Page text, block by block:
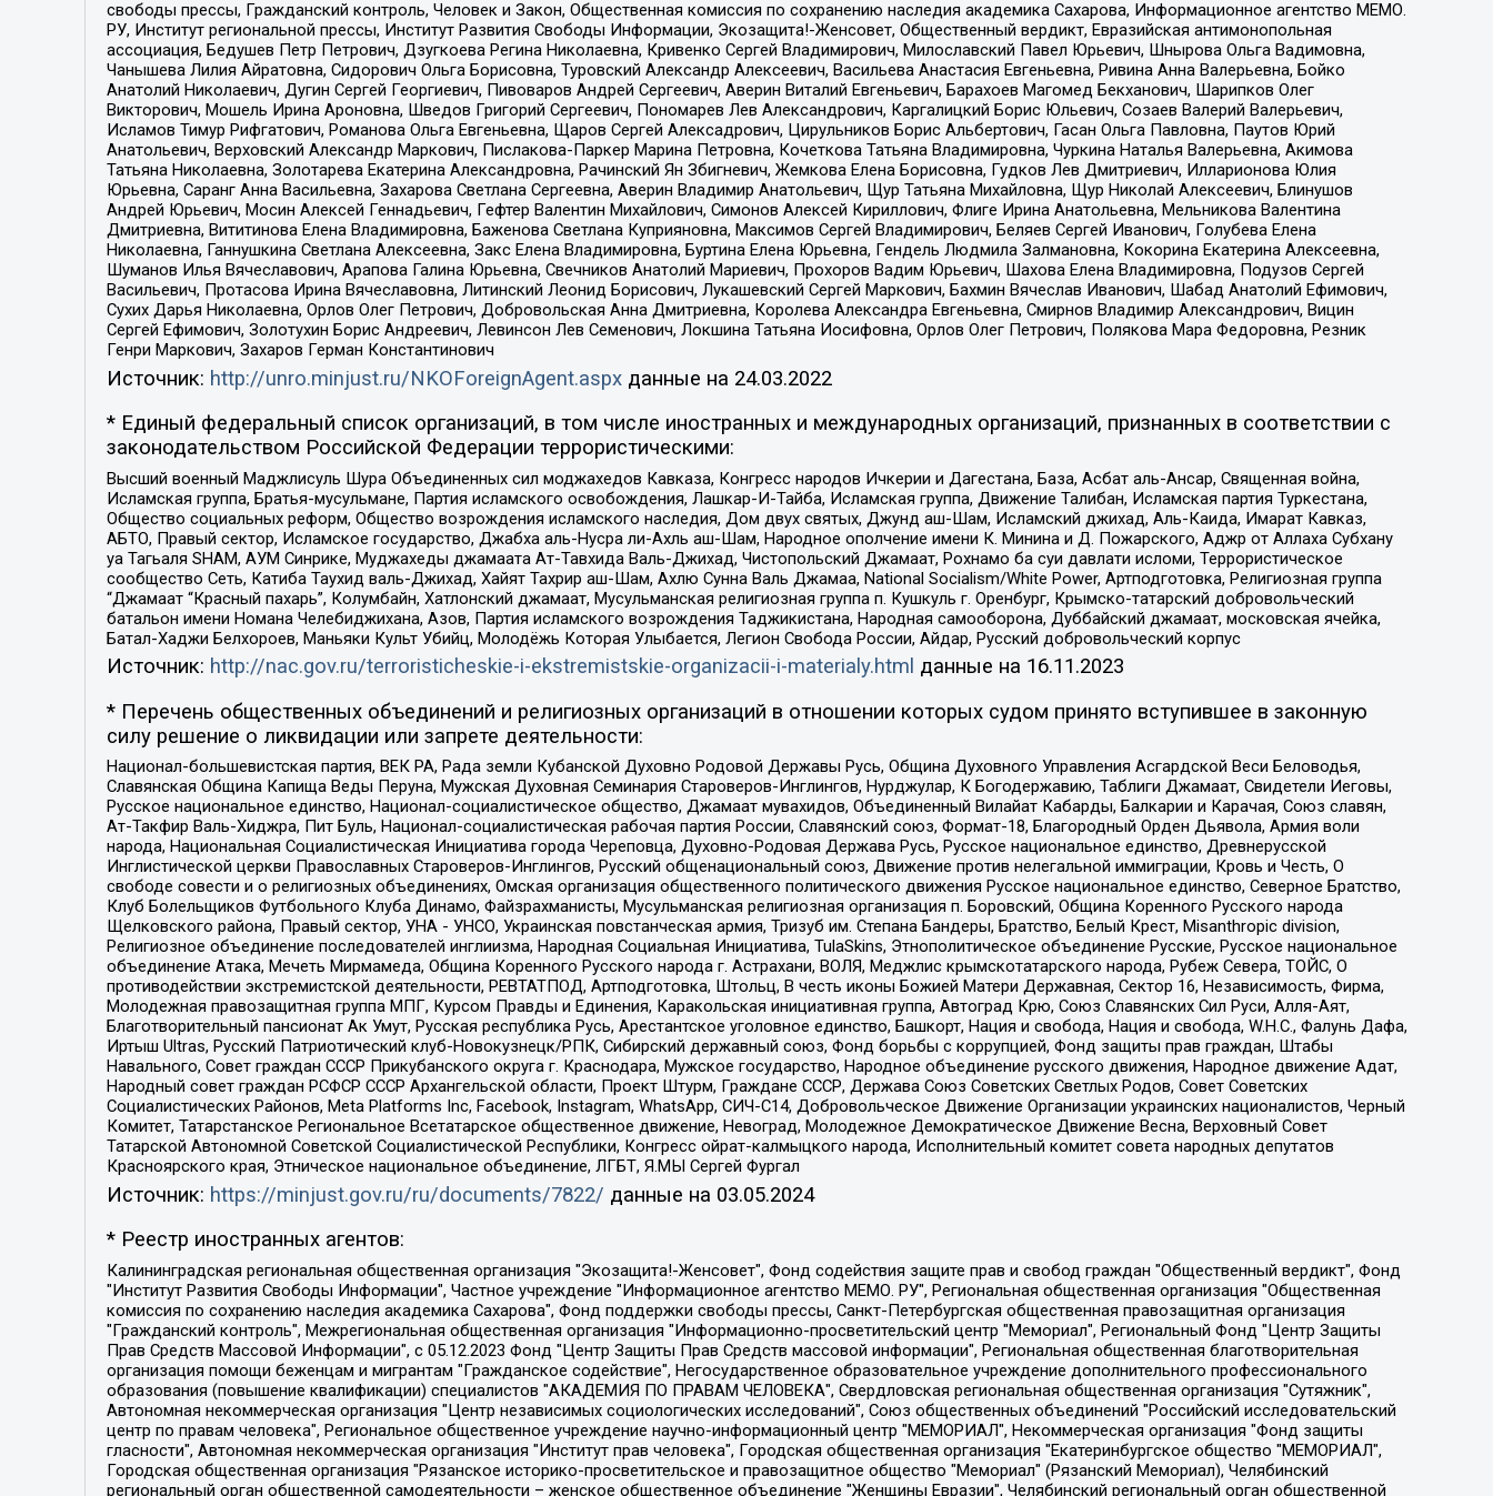
свободы прессы, Гражданский контроль, Человек и Закон, Общественная комиссия по сохранению наследия академика Сахарова, Информационное агентство МЕМО.
РУ, Институт региональной прессы, Институт Развития Свободы Информации, Экозащита!-Женсовет, Общественный вердикт, Евразийская антимонопольная
ассоциация, Бедушев Петр Петрович, Дзугкоева Регина Николаевна, Кривенко Сергей Владимирович, Милославский Павел Юрьевич, Шнырова Ольга Вадимовна,
Чанышева Лилия Айратовна, Сидорович Ольга Борисовна, Туровский Александр Алексеевич, Васильева Анастасия Евгеньевна, Ривина Анна Валерьевна, Бойко
Анатолий Николаевич, Дугин Сергей Георгиевич, Пивоваров Андрей Сергеевич, Аверин Виталий Евгеньевич, Барахоев Магомед Бекханович, Шарипков Олег
Викторович, Мошель Ирина Ароновна, Шведов Григорий Сергеевич, Пономарев Лев Александрович, Каргалицкий Борис Юльевич, Созаев Валерий Валерьевич,
Исламов Тимур Рифгатович, Романова Ольга Евгеньевна, Щаров Сергей Алексадрович, Цирульников Борис Альбертович, Гасан Ольга Павловна, Паутов Юрий
Анатольевич, Верховский Александр Маркович, Пислакова-Паркер Марина Петровна, Кочеткова Татьяна Владимировна, Чуркина Наталья Валерьевна, Акимова
Татьяна Николаевна, Золотарева Екатерина Александровна, Рачинский Ян Збигневич, Жемкова Елена Борисовна, Гудков Лев Дмитриевич, Илларионова Юлия
Юрьевна, Саранг Анна Васильевна, Захарова Светлана Сергеевна, Аверин Владимир Анатольевич, Щур Татьяна Михайловна, Щур Николай Алексеевич, Блинушов
Андрей Юрьевич, Мосин Алексей Геннадьевич, Гефтер Валентин Михайлович, Симонов Алексей Кириллович, Флиге Ирина Анатольевна, Мельникова Валентина
Дмитриевна, Вититинова Елена Владимировна, Баженова Светлана Куприяновна, Максимов Сергей Владимирович, Беляев Сергей Иванович, Голубева Елена
Николаевна, Ганнушкина Светлана Алексеевна, Закс Елена Владимировна, Буртина Елена Юрьевна, Гендель Людмила Залмановна, Кокорина Екатерина Алексеевна,
Шуманов Илья Вячеславович, Арапова Галина Юрьевна, Свечников Анатолий Мариевич, Прохоров Вадим Юрьевич, Шахова Елена Владимировна, Подузов Сергей
Васильевич, Протасова Ирина Вячеславовна, Литинский Леонид Борисович, Лукашевский Сергей Маркович, Бахмин Вячеслав Иванович, Шабад Анатолий Ефимович,
Сухих Дарья Николаевна, Орлов Олег Петрович, Добровольская Анна Дмитриевна, Королева Александра Евгеньевна, Смирнов Владимир Александрович, Вицин
Сергей Ефимович, Золотухин Борис Андреевич, Левинсон Лев Семенович, Локшина Татьяна Иосифовна, Орлов Олег Петрович, Полякова Мара Федоровна, Резник
Генри Маркович, Захаров Герман Константинович
Источник: http://unro.minjust.ru/NKOForeignAgent.aspxданные на 24.03.2022
* Единый федеральный список организаций, в том числе иностранных и международных организаций, признанных в соответствии с
законодательством Российской Федерации террористическими:
Высший военный Маджлисуль Шура Объединенных сил моджахедов Кавказа, Конгресс народов Ичкерии и Дагестана, База, Асбат аль-Ансар, Священная война,
Исламская группа, Братья-мусульмане, Партия исламского освобождения, Лашкар-И-Тайба, Исламская группа, Движение Талибан, Исламская партия Туркестана,
Общество социальных реформ, Общество возрождения исламского наследия, Дом двух святых, Джунд аш-Шам, Исламский джихад, Аль-Каида, Имарат Кавказ,
АБТО, Правый сектор, Исламское государство, Джабха аль-Нусра ли-Ахль аш-Шам, Народное ополчение имени К. Минина и Д. Пожарского, Аджр от Аллаха Субхану
уа Тагьаля SHAM, АУМ Синрике, Муджахеды джамаата Ат-Тавхида Валь-Джихад, Чистопольский Джамаат, Рохнамо ба суи давлати исломи, Террористическое
сообщество Сеть, Катиба Таухид валь-Джихад, Хайят Тахрир аш-Шам, Ахлю Сунна Валь Джамаа, National Socialism/White Power, Артподготовка, Религиозная группа
“Джамаат “Красный пахарь”, Колумбайн, Хатлонский джамаат, Мусульманская религиозная группа п. Кушкуль г. Оренбург, Крымско-татарский добровольческий
батальон имени Номана Челебиджихана, Азов, Партия исламского возрождения Таджикистана, Народная самооборона, Дуббайский джамаат, московская ячейка,
Батал-Хаджи Белхороев, Маньяки Культ Убийц, Молодёжь Которая Улыбается, Легион Свобода России, Айдар, Русский добровольческий корпус
Источник: http://nac.gov.ru/terroristicheskie-i-ekstremistskie-organizacii-i-materialy.html данные на 16.11.2023
* Перечень общественных объединений и религиозных организаций в отношении которых судом принято вступившее в законную
силу решение о ликвидации или запрете деятельности:
Национал-большевистская партия, ВЕК РА, Рада земли Кубанской Духовно Родовой Державы Русь, Община Духовного Управления Асгардской Веси Беловодья,
Славянская Община Капища Веды Перуна, Мужская Духовная Семинария Староверов-Инглингов, Нурджулар, К Богодержавию, Таблиги Джамаат, Свидетели Иеговы,
Русское национальное единство, Национал-социалистическое общество, Джамаат мувахидов, Объединенный Вилайат Кабарды, Балкарии и Карачая, Союз славян,
Ат-Такфир Валь-Хиджра, Пит Буль, Национал-социалистическая рабочая партия России, Славянский союз, Формат-18, Благородный Орден Дьявола, Армия воли
народа, Национальная Социалистическая Инициатива города Череповца, Духовно-Родовая Держава Русь, Русское национальное единство, Древнерусской
Инглистической церкви Православных Староверов-Инглингов, Русский общенациональный союз, Движение против нелегальной иммиграции, Кровь и Честь, О
свободе совести и о религиозных объединениях, Омская организация общественного политического движения Русское национальное единство, Северное Братство,
Клуб Болельщиков Футбольного Клуба Динамо, Файзрахманисты, Мусульманская религиозная организация п. Боровский, Община Коренного Русского народа
Щелковского района, Правый сектор, УНА - УНСО, Украинская повстанческая армия, Тризуб им. Степана Бандеры, Братство, Белый Крест, Misanthropic division,
Религиозное объединение последователей инглиизма, Народная Социальная Инициатива, TulaSkins, Этнополитическое объединение Русские, Русское национальное
объединение Атака, Мечеть Мирмамеда, Община Коренного Русского народа г. Астрахани, ВОЛЯ, Меджлис крымскотатарского народа, Рубеж Севера, ТОЙС, О
противодействии экстремистской деятельности, РЕВТАТПОД, Артподготовка, Штольц, В честь иконы Божией Матери Державная, Сектор 16, Независимость, Фирма,
Молодежная правозащитная группа МПГ, Курсом Правды и Единения, Каракольская инициативная группа, Автоград Крю, Союз Славянских Сил Руси, Алля-Аят,
Благотворительный пансионат Ак Умут, Русская республика Русь, Арестантское уголовное единство, Башкорт, Нация и свобода, Нация и свобода, W.H.С., Фалунь Дафа,
Иртыш Ultras, Русский Патриотический клуб-Новокузнецк/РПК, Сибирский державный союз, Фонд борьбы с коррупцией, Фонд защиты прав граждан, Штабы
Навального, Совет граждан СССР Прикубанского округа г. Краснодара, Мужское государство, Народное объединение русского движения, Народное движение Адат,
Народный совет граждан РСФСР СССР Архангельской области, Проект Штурм, Граждане СССР, Держава Союз Советских Светлых Родов, Совет Советских
Социалистических Районов, Meta Platforms Inc, Facebook, Instagram, WhatsApp, СИЧ-С14, Добровольческое Движение Организации украинских националистов, Черный
Комитет, Татарстанское Региональное Всетатарское общественное движение, Невоград, Молодежное Демократическое Движение Весна, Верховный Совет
Татарской Автономной Советской Социалистической Республики, Конгресс ойрат-калмыцкого народа, Исполнительный комитет совета народных депутатов
Красноярского края, Этническое национальное объединение, ЛГБТ, Я.МЫ Сергей Фургал
Источник: https://minjust.gov.ru/ru/documents/7822/ данные на 03.05.2024
* Реестр иностранных агентов:
Калининградская региональная общественная организация "Экозащита!-Женсовет", Фонд содействия защите прав и свобод граждан "Общественный вердикт", Фонд "Институт Развития Свободы Информации", Частное учреждение "Информационное агентство МЕМО. РУ", Региональная общественная организация "Общественная комиссия по сохранению наследия академика Сахарова", Фонд поддержки свободы прессы, Санкт-Петербургская общественная правозащитная организация "Гражданский контроль", Межрегиональная общественная организация "Информационно-просветительский центр "Мемориал", Региональный Фонд "Центр Защиты Прав Средств Массовой Информации", с 05.12.2023 Фонд "Центр Защиты Прав Средств массовой информации", Региональная общественная благотворительная организация помощи беженцам и мигрантам "Гражданское содействие", Негосударственное образовательное учреждение дополнительного профессионального образования (повышение квалификации) специалистов "АКАДЕМИЯ ПО ПРАВАМ ЧЕЛОВЕКА", Свердловская региональная общественная организация "Сутяжник", Автономная некоммерческая организация "Центр независимых социологических исследований", Союз общественных объединений "Российский исследовательский центр по правам человека", Региональное общественное учреждение научно-информационный центр "МЕМОРИАЛ", Некоммерческая организация "Фонд защиты гласности", Автономная некоммерческая организация "Институт прав человека", Городская общественная организация "Екатеринбургское общество "МЕМОРИАЛ", Городская общественная организация "Рязанское историко-просветительское и правозащитное общество "Мемориал" (Рязанский Мемориал), Челябинский региональный орган общественной самодеятельности – женское общественное объединение "Женщины Евразии", Челябинский региональный орган общественной самодеятельности "Уральская правозащитная группа", Фонд содействия защите здоровья и социальной справедливости имени Андрея Рылькова, Автономная Некоммерческая Организация "Аналитический Центр Юрия Левады", Автономная некоммерческая организация социальной поддержки населения "Проект Апрель", Региональная общественная организация помощи женщинам и детям, находящимся в кризисной ситуации "Информационно-методический центр "Анна", Фонд содействия развитию массовых коммуникаций и правовому просвещению "Так-так-Так", Фонд содействия устойчивому развитию "Серебряная тайга", Свердловский региональный общественный фонд социальных проектов "Новое время", "Idel.Реалии", Кавказ.Реалии, Крым.Реалии, Телеканал Настоящее Время, Татаро-башкирская служба Радио Свобода (Azatliq Radiosi), Радио Свободная Европа/Радио Свобода (PCE/PC), "Сибирь.Реалии", "Фактограф", Благотворительный фонд помощи осужденным и их семьям, Автономная некоммерческая организация "Институт глобализации и социальных движений", Фонд "В защиту прав заключенных", Частное учреждение "Центр поддержки и содействия развитию средств массовой информации", Пензенский региональный общественный благотворительный фонд "Гражданский союз", "Север.Реалии", Некоммерческая организация Фонд "Правовая инициатива", Общество с ограниченной ответственностью "Радио Свободная Европа/Радио Свобода", Чешское информационное агентство "MEDIUM-ORIENT", Красноярская региональная общественная организация "Мы против СПИДа", Камалягин Денис Николаевич, Маркелов Сергей Евгеньевич, Пономарев Лев Александрович, Савицкая Людмила Алексеевна, Автономная некоммерческая организация "Центр по работе с проблемой насилия "НАСИЛИЮ.НЕТ", Межрегиональный профессиональный союз работников здравоохранения "Альянс врачей", Юридическое лицо, зарегистрированное в Латвийской Республике, SIA "Medusa Project" (регистрационный номер 40103797863, дата регистрации 10.06.2014), Некоммерческая организация "Фонд по борьбе с коррупцией", Автономная некоммерческая организация "Институт права и публичной политики", Баданин Роман Сергеевич, Гликин Максим Александрович, Железнова Мария Михайловна, Лукьянова Юлия Сергеевна, Маетная Елизавета Витальевна, Маняхин Петр Борисович, Чуракова Ольга Владимировна, Ярош Юлия Петровна, Юридическое лицо "The Insider SIA", зарегистрированное в Риге, Латвийская Республика (дата регистрации 26.06.2015), являющееся администратором доменного имени интернет-издания "The Insider SIA", https://theins.ru, Постернак Алексей Евгеньевич, Рубин Михаил Аркадьевич, Анин Роман Александрович, Юридическое лицо Istories fonds, зарегистрированное в Латвийской Республике (регистрационный номер 50008295751, дата регистрации 24.02.2020), Великовский Дмитрий Александрович, Долинина Ирина Николаевна, Мароховская Алеся Алексеевна, Шлейнов Роман Юрьевич, Шмагун Олеся Валентиновна, Общество с ограниченной ответственностью "Альтаир 2021", Общество с ограниченной ответственностью "Вега 2021", Общество с ограниченной ответственностью "Главный редактор 2021", Общество с ограниченной ответственностью "Ромашки монолит", Важенков Артем Валерьевич, Ивановская областная общественная организация "Центр гендерных исследований", Гурман Юрий Альбертович, Медиапроект "ОВД-Инфо", Егоров Владимир Владимирович, Жилинский Владимир Александрович, Общество с ограниченной ответственностью "ЗП", Иванова София Юрьевна, Карезина Инна Павловна, Кильтау Екатерина Викторовна, Петров Алексей Викторович, Пискунов Сергей Евгеньевич, Смирнов Сергей Сергеевич, Тихонов Михаил Сергеевич, Общество с ограниченной ответственностью "ЖУРНАЛИСТ-ИНОСТРАННЫЙ АГЕНТ", Арапова Галина Юрьевна, Вольтская Татьяна Анатольевна, Американская компания "Mason G.E.S. Anonymous Foundation" (США), являющаяся владельцем интернет-издания https://mnews.world/, Компания "Stichting Bellingcat", зарегистрированная в Нидерландах (дата регистрации 11.07.2018), Захаров Андрей Вячеславович, Клепиковская Екатерина Дмитриевна, Общество с ограниченной ответственностью "МЕМО", Перл Роман Александрович, Симонов Евгений Алексеевич, Соловьева Елена Анатольевна, Сотников Даниил Владимирович, Сурначева Елизавета Дмитриевна, Автономная некоммерческая организация по защите прав человека и информированию населения "Якутия – Наше Мнение", Общество с ограниченной ответственностью "Москоу диджитал медиа", с 26.01.2023 Общество с ограниченной ответственностью "Чайка Белые сады", Ветошкина Валерия Валерьевна, Заговора Максим Александрович, Межрегиональное общественное движение "Российская ЛГБТ - сеть", Оленичев Максим Владимирович, Павлов Иван Юрьевич, Скворцова Елена Сергеевна, Общество с ограниченной ответственностью "Как бы инагент", Кочетков Игорь Викторович, Общество с ограниченной ответственностью "Честные выборы", Еланчик Олег Александрович, Общество с ограниченной ответственностью "Нобелевский призыв", Гималова Регина Эмилевна, Григорьев Андрей Валерьевич, Григорьева Алина Александровна, Ассоциация по содействию защите прав призывников, альтернативнослужащих и военнослужащих "Правозащитная группа "Гражданин.Армия.Право", Хисамова Регина Фаритовна, Автономная некоммерческая организация по реализации социально-правовых программ "Лилит", Дальневосточное общественное движение "Маяк", Санкт-Петербургская ЛГБТ-инициативная группа "Выход", Инициативная группа ЛГБТ+ "Реверс", Алексеев Андрей Викторович, Бекбулатова Таисия Львовна, Беляев Иван Михайлович, Владыкина Елена Сергеевна, Гельман Марат Александрович, Никульшина Вероника Юрьевна, Толоконникова Надежда Андреевна, Шендерович Виктор Анатольевич, Общество с ограниченной ответственностью "Данное сообщение", Общество с ограниченной ответственностью Издательский дом "Новая глава", Айнбиндер Александра Александровна, Московский комьюнити-центр для ЛГБТ+инициатив, Благотворительный фонд развития филантропии, Deutsche Welle (Германия, Kurt-Schumacher-Strasse 3, 53113 Bonn), Борзунова Мария Михайловна, Воробьев Виктор Викторович, Голубева Анна Львовна, Константинова Алла Михайловна, Малкова Ирина Владимировна, Мурадов Мурад Абдулгалимович, Осетинская Елизавета Николаевна, Понасенков Евгений Николаевич, Ганапольский Матвей Юрьевич, Киселев Евгений Алексеевич, Борухович Ирина Григорьевна, Дремин Иван Тимофеевич, Дубровский Дмитрий Викторович, Красноярская региональная общественная организация поддержки и развития альтернативных образовательных технологий и межкультурных коммуникаций "ИНТЕРРА", Маяковская Екатерина Алексеевна, Фейгин Марк Захарович, Филимонов Андрей Викторович, Дзугкоева Регина Николаевна, Доброхотов Роман Александрович, Дудь Юрий Александрович, Елкин Сергей Владимирович, Кругликов Кирилл Игоревич, Сабунаева Мария Леонидовна, Семенов Алексей Владимирович, Шаинян Карен Багратович, Шульман Екатерина Михайловна, Асафьев Артур Валерьевич, Вахштайн Виктор Семенович, Венедиктов Алексей Алексеевич, Лушникова Екатерина Евгеньевна, Волков Леонид Михайлович, Невзоров Александр Глебович, Пархоменко Сергей Борисович, Сироткин Ярослав Николаевич, Кара-Мурза Владимир Владимирович, Баранова Наталья Владимировна, Гозман Леонид Яковлевич, Кагарлицкий Борис Юльевич, Климарев Михаил Валерьевич, Милов Владимир Станиславович, Автономная некоммерческая организация Краснодарский центр современного искусства "Типография", Моргенштерн Алишер Тагирович, Соболь Любовь Эдуардовна, Общество с ограниченной ответственностью "ЛИЗА НОРМ", Каспаров Гарри Кимович, Ходорковский Михаил Борисович, Общество с ограниченной ответственностью "Апрельские тезисы", Данилович Ирина Брониславовна, Кашин Олег Владимирович, Петров Николай Владимирович, Пивоваров Алексей Владимирович, Соколов Михаил Владимирович, Цветкова Юлия Владимировна, Чичваркин Евгений Александрович, Комитет против пыток/Команда против пыток, Общество с ограниченной ответственностью "Первый научный", Общество с ограниченной ответственностью "Вертолет и ко", Белоцерковская Вероника Борисовна, Кац Максим Евгеньевич, Лазарева Татьяна Юрьевна, Шаведдинов Руслан Табризович, Яшин Илья Валерьевич, Общество с ограниченной ответственностью "Иноагент ААВ", Алешковский Дмитрий Петрович, Альбац Евгения Марковна, Быков Дмитрий Львович, Галямина Юлия Евгеньевна, Лойко Сергей Леонидович, Мартынов Кирилл Константинович, Медведев Сергей Александрович, Крашенинников Федор Геннадиевич, Гордеева Катерина Вл